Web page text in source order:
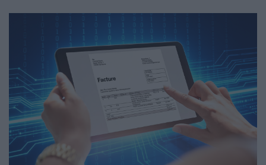
L'ANNUAIRE DES ACTEURS
LES LIVRES BLANCS
LES SUPPLÉMENTS
NOS OFFRES D'ABONNEMENTS
gouvernance-information-facture-electronique-
serda-conseil-pierre-fuzeau.png